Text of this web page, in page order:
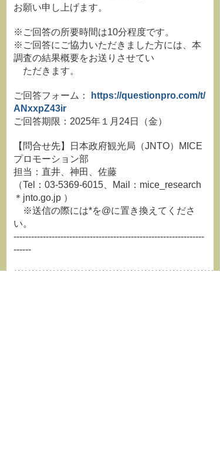
お願い申し上げます。
※ご回答の所要時間は10分程度です。
※ご回答にご協力いただきました方には、本
調査の結果概要をお送りさせてい
ただきます。
ご回答フォーム：
https://questionpro.com/t/
ANxxpZ43ir
ご回答期限：2025年１月24日（金）
【問合せ先】日本政府観光局（JNTO）MICE
プロモーション部
担当：直井、神田、佐藤
（Tel：03-5369-6015、Mail：mice_research
＊jnto.go.jp ）
※送信の際には*を@に置き換えてくださ
い。
-----------------------------------------------------------------
------